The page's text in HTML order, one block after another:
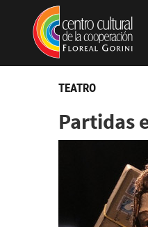
Pasar al contenido principal
Jump to main content
TEATRO
Partidas